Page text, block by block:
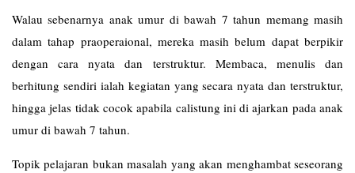
Walau sebenarnya anak umur di bawah 7 tahun memang masih
dalam tahap praoperaional, mereka masih belum dapat berpikir
dengan cara nyata dan terstruktur. Membaca, menulis dan
berhitung sendiri ialah kegiatan yang secara nyata dan terstruktur,
hingga jelas tidak cocok apabila calistung ini di ajarkan pada anak
umur di bawah 7 tahun.
Topik pelajaran bukan masalah yang akan menghambat seseorang